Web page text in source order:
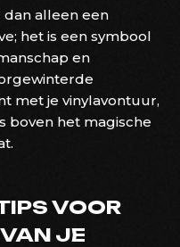
dan alleen een
het is een symbool
en
met je vinylavontuur,
boven het magische
VOOR
JE